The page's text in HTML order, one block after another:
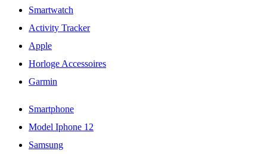
Smartwatch
Activity Tracker
Apple
Horloge Accessoires
Garmin
Smartphone
Model Iphone 12
Samsung